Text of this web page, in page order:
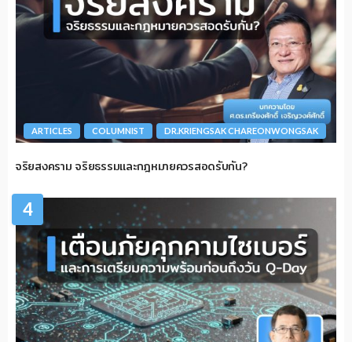
ARTICLES COLUMNIST DR.KRIENGSAK CHAREONWONGSAK
จริยสงคราม จริยธรรมและกฎหมายควรสอดรับกัน?
4